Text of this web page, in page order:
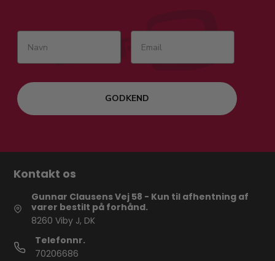
GODKEND
Kontakt os
Gunnar Clausens Vej 58 - Kun til afhentning af
varer bestilt på forhånd.
8260 Viby J, DK
Telefonnr.
70206686